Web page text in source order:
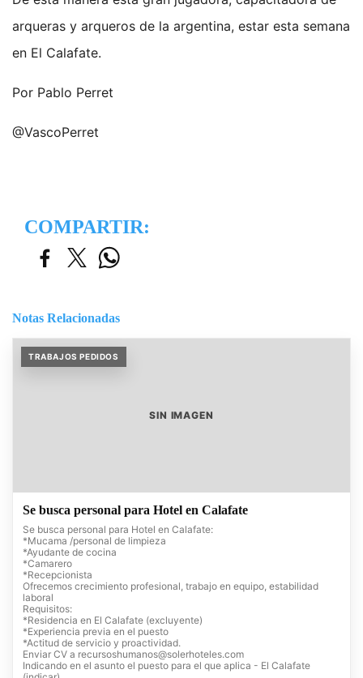
arqueras y arqueros de la argentina, estar esta semana
en El Calafate.
Por Pablo Perret
@VascoPerret
COMPARTIR:
Notas Relacionadas
TRABAJOS PEDIDOS
SIN IMAGEN
Se busca personal para Hotel en Calafate
Se busca personal para Hotel en Calafate:
*Mucama /personal de limpieza
*Ayudante de cocina
*Camarero
*Recepcionista
Ofrecemos crecimiento profesional, trabajo en equipo, estabilidad
laboral
Requisitos:
*Residencia en El Calafate (excluyente)
*Experiencia previa en el puesto
*Actitud de servicio y proactividad.
Enviar CV a recursoshumanos@solerhoteles.com
Indicando en el asunto el puesto para el que aplica - El Calafate